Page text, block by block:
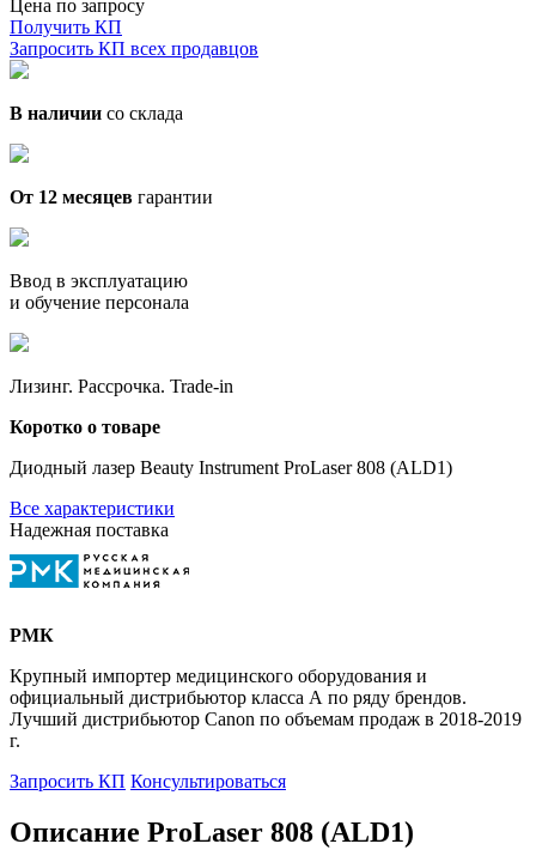
Цена по запросу
Получить КП
Запросить КП всех продавцов
В наличии со склада
От 12 месяцев гарантии
Ввод в эксплуатацию
и обучение персонала
Лизинг. Рассрочка. Trade-in
Коротко о товаре
Диодный лазер Beauty Instrument ProLaser 808 (ALD1)
Все характеристики
Надежная поставка
РМК
Крупный импортер медицинского оборудования и
официальный дистрибьютор класса А по ряду брендов.
Лучший дистрибьютор Canon по объемам продаж в 2018-2019
г.
Запросить КП Консультироваться
Описание ProLaser 808 (ALD1)